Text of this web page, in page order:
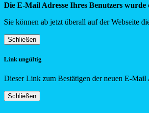
Die E-Mail Adresse Ihres Benutzers wurde
Sie können ab jetzt überall auf der Webseite
Schließen
Link ungültig
Dieser Link zum Bestätigen der neuen E-Mail
Schließen